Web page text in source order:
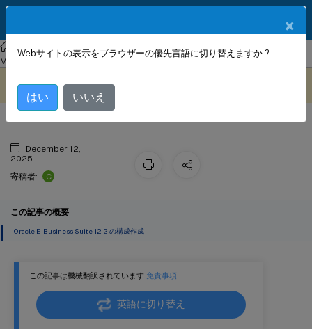
NetScalerConsole on-prem
NetScaler Application Delivery
Management 14.1
この記事は機械翻訳されています.免責事項
英語に切り替え
翻訳されています。
Oracle E-Business StyleBook
December 12,
2025
寄稿者:
C
この記事の概要
Oracle E-Business Suite 12.2 の構成作成
×
Webサイトの表示をブラウザーの優先言語に切り替えますか ?
はい いいえ